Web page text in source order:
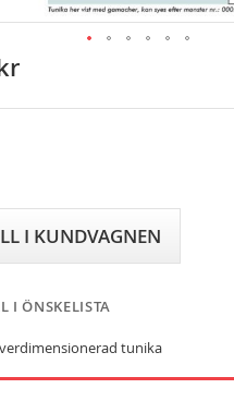
I KUNDVAGNEN
I ÖNSKELISTA
tunika